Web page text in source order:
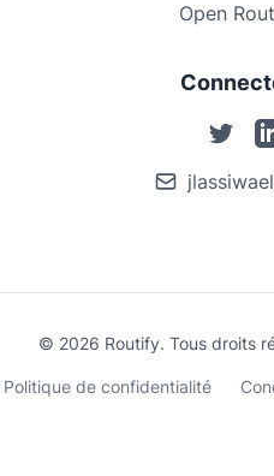
Open
© 2026 Routify. Tous droits
Politique de confidentialité